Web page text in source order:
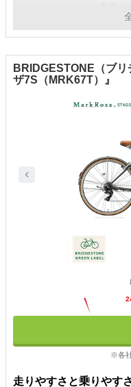
ブラウ
BRIDGESTONE（ブ
ザ7S（MRK67T）』
※各
走りやすさと乗りやす